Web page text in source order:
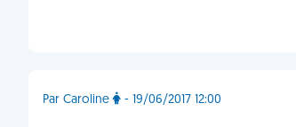
Par Caroline - 19/06/2017 12:00